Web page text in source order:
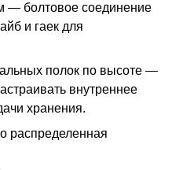
— болтовое соединение
и гаек для
полок по высоте —
внутреннее
хранения.
распределенная